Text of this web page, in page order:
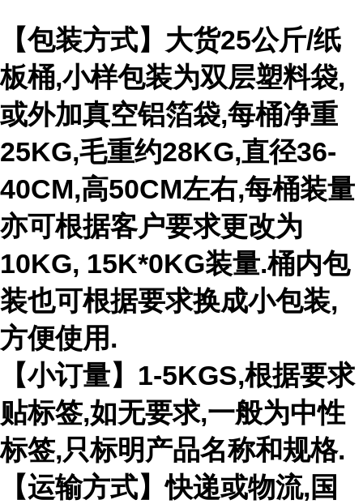
【包装方式】大货25公斤/纸
板桶,小样包装为双层塑料袋,
或外加真空铝箔袋,每桶净重
25KG,毛重约28KG,直径36-
40CM,高50CM左右,每桶装量
亦可根据客户要求更改为
10KG, 15K*0KG装量.桶内包
装也可根据要求换成小包装,
方便使用.
【小订量】1-5KGS,根据要求
贴标签,如无要求,一般为中性
标签,只标明产品名称和规格.
【运输方式】快递或物流,国